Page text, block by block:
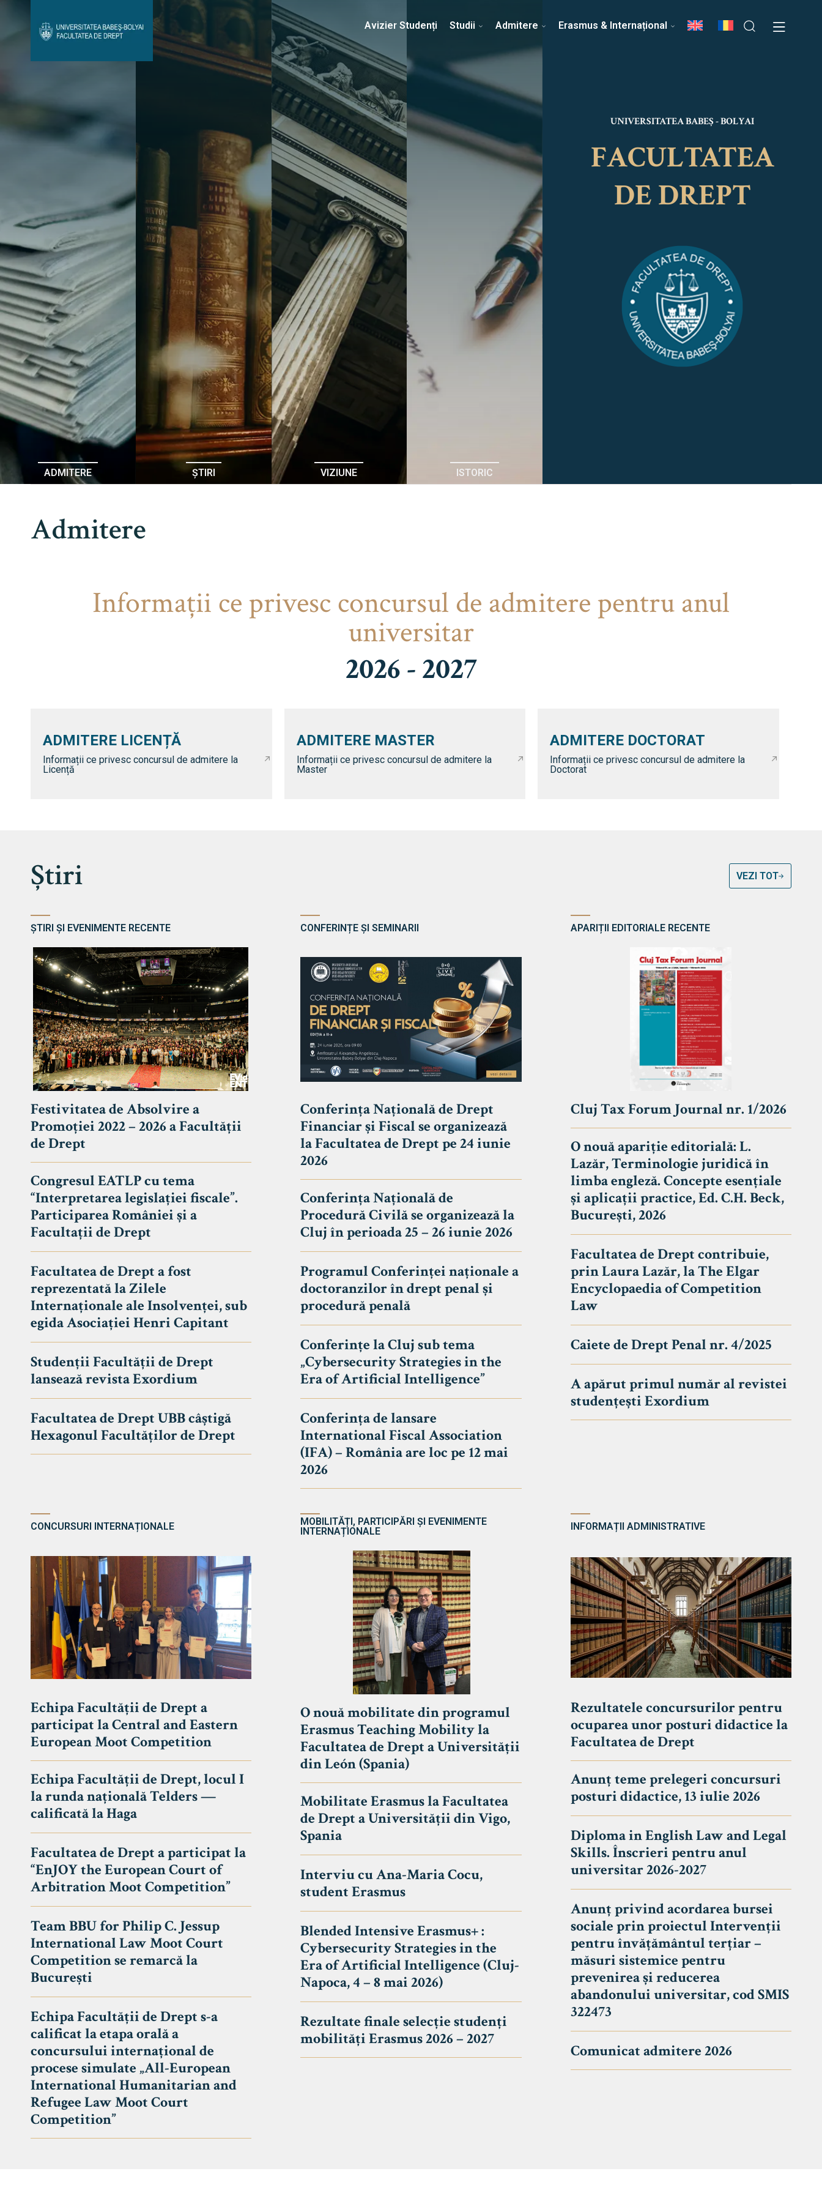
Avizier Studenți Admitere Erasmus & Internațional Despre Facultate Știri Echipa Facultății
Contact
UNIVERSITATEA BABEȘ - BOLYAI
FACULTATEA
DE DREPT
Avizier Studenți
Studii
Admitere
Erasmus & Internațional
Știri
Echipa Facultății
Bibliotecă & Reviste
Avizier Studenți Studii Admitere Erasmus & Internațional
ADMITERE ȘTIRI VIZIUNE ISTORIC
UNIVERSITATEA BABEȘ - BOLYAI
FACULTATEA
DE DREPT
Admitere
Informaţii ce privesc concursul de admitere pentru anul
universitar
2026 - 2027
ADMITERE LICENȚĂ
Informații ce privesc concursul de admitere la
Licență
ADMITERE MASTER
Informații ce privesc concursul de admitere la
Master
ADMITERE DOCTORAT
Informații ce privesc concursul de admitere la
Doctorat
Știri VEZI TOT
ȘTIRI ȘI EVENIMENTE RECENTE
Festivitatea de Absolvire a
Promoției 2022 – 2026 a Facultății
de Drept
Congresul EATLP cu tema
“Interpretarea legislației fiscale”.
Participarea României și a
Facultații de Drept
Facultatea de Drept a fost
reprezentată la Zilele
Internaționale ale Insolvenței, sub
egida Asociației Henri Capitant
Studenții Facultății de Drept
lansează revista Exordium
Facultatea de Drept UBB câștigă
Hexagonul Facultăților de Drept
CONFERINȚE ȘI SEMINARII
Conferința Națională de Drept
Financiar și Fiscal se organizează
la Facultatea de Drept pe 24 iunie
2026
Conferința Națională de
Procedură Civilă se organizează la
Cluj în perioada 25 – 26 iunie 2026
Programul Conferinței naționale a
doctoranzilor în drept penal și
procedură penală
Conferințe la Cluj sub tema
„Cybersecurity Strategies in the
Era of Artificial Intelligence”
Conferința de lansare
International Fiscal Association
(IFA) – România are loc pe 12 mai
2026
APARIȚII EDITORIALE RECENTE
Cluj Tax Forum Journal nr. 1/2026
O nouă apariție editorială: L.
Lazăr, Terminologie juridică în
limba engleză. Concepte esențiale
și aplicații practice, Ed. C.H. Beck,
București, 2026
Facultatea de Drept contribuie,
prin Laura Lazăr, la The Elgar
Encyclopaedia of Competition
Law
Caiete de Drept Penal nr. 4/2025
A apărut primul număr al revistei
studențești Exordium
CONCURSURI INTERNAȚIONALE
Echipa Facultății de Drept a
participat la Central and Eastern
European Moot Competition
Echipa Facultății de Drept, locul I
la runda națională Telders —
calificată la Haga
Facultatea de Drept a participat la
“EnJOY the European Court of
Arbitration Moot Competition”
Team BBU for Philip C. Jessup
International Law Moot Court
Competition se remarcă la
București
Echipa Facultății de Drept s-a
calificat la etapa orală a
concursului internațional de
procese simulate „All-European
International Humanitarian and
Refugee Law Moot Court
Competition”
MOBILITĂȚI, PARTICIPĂRI ȘI EVENIMENTE
INTERNAȚIONALE
O nouă mobilitate din programul
Erasmus Teaching Mobility la
Facultatea de Drept a Universității
din León (Spania)
Mobilitate Erasmus la Facultatea
de Drept a Universității din Vigo,
Spania
Interviu cu Ana-Maria Cocu,
student Erasmus
Blended Intensive Erasmus+ :
Cybersecurity Strategies in the
Era of Artificial Intelligence (Cluj-
Napoca, 4 – 8 mai 2026)
Rezultate finale selecție studenți
mobilități Erasmus 2026 – 2027
INFORMAȚII ADMINISTRATIVE
Rezultatele concursurilor pentru
ocuparea unor posturi didactice la
Facultatea de Drept
Anunț teme prelegeri concursuri
posturi didactice, 13 iulie 2026
Diploma in English Law and Legal
Skills. Înscrieri pentru anul
universitar 2026-2027
Anunț privind acordarea bursei
sociale prin proiectul Intervenții
pentru învățământul terțiar –
măsuri sistemice pentru
prevenirea și reducerea
abandonului universitar, cod SMIS
322473
Comunicat admitere 2026